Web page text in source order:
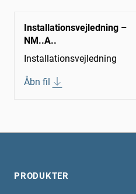
Installationsvejledning –
NM..A..
Installationsvejledning
Åbn fil
PRODUKTER